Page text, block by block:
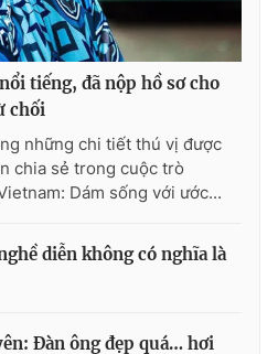
tiếng, đã nộp hồ sơ cho
chối
những chi tiết thú vị được
chia sẻ trong cuộc trò
Dám sống với ước...
diễn không có nghĩa là
Đàn ông đẹp quá… hơi